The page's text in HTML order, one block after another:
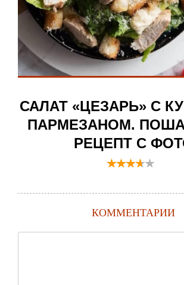
САЛАТ «ЦЕЗАРЬ» С
ПАРМЕЗАНОМ.
РЕЦЕПТ С
КОММЕНТАРИИ